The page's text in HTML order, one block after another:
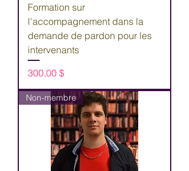
Formation sur
l'accompagnement dans la
demande de pardon pour les
intervenants
Prix
300,00 $
Non-membre